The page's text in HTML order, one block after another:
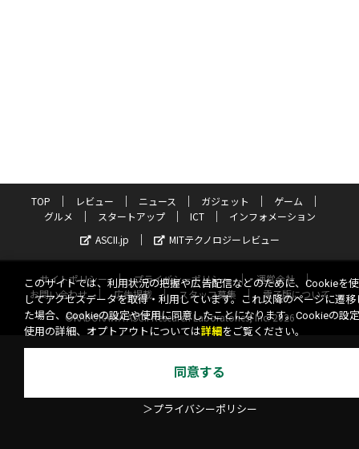
TOP レビュー ニュース ガジェット
ゲーム
グルメ
スタートアップ ICT
インフォメーション
ASCII.jp
MITテクノロジーレビュー
サイトポリシー プライバシーポリシー
運営会社
お問い合わせ
広告掲載 スタッフ募集
電子版について
©KADOKAWA ASCII Research Laboratories, Inc. 2026
このサイトでは、利用状況の把握や広告配信などのために、Cookieを
してアクセスデータを取得・利用しています。これ以降のページに遷移
た場合、Cookieの設定や使用に同意したことになります。Cookieの設
使用の詳細、オプトアウトについては詳細 をご覧ください。
同意する
＞プライバシーポリシー